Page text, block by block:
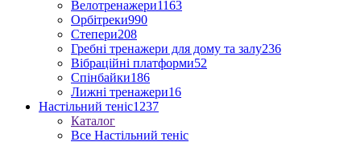
Велотренажери1163
Орбітреки990
Степери208
Гребні тренажери для дому та залу236
Вібраційні платформи52
Спінбайки186
Лижні тренажери16
Настільний теніс1237
Каталог
Все Настільний теніс